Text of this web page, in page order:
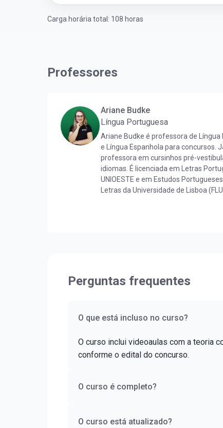
Carga horária total: 108 horas
Professores
Ariane Budke
Língua Portuguesa
Ariane Budke é professora de Língua
e Língua Espanhola para concursos.
professora em cursinhos pré-
idiomas. É licenciada em Letras
UNIOESTE e em Estudos
Letras da Universidade de Lisboa
Perguntas frequentes
O que está incluso no curso?
O curso inclui videoaulas com a teoria
conforme o edital do concurso.
O curso é completo?
O curso está atualizado?